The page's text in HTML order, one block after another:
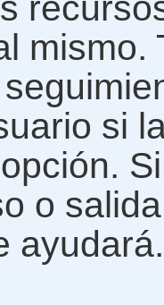
mismo.
si
o
ayudará.